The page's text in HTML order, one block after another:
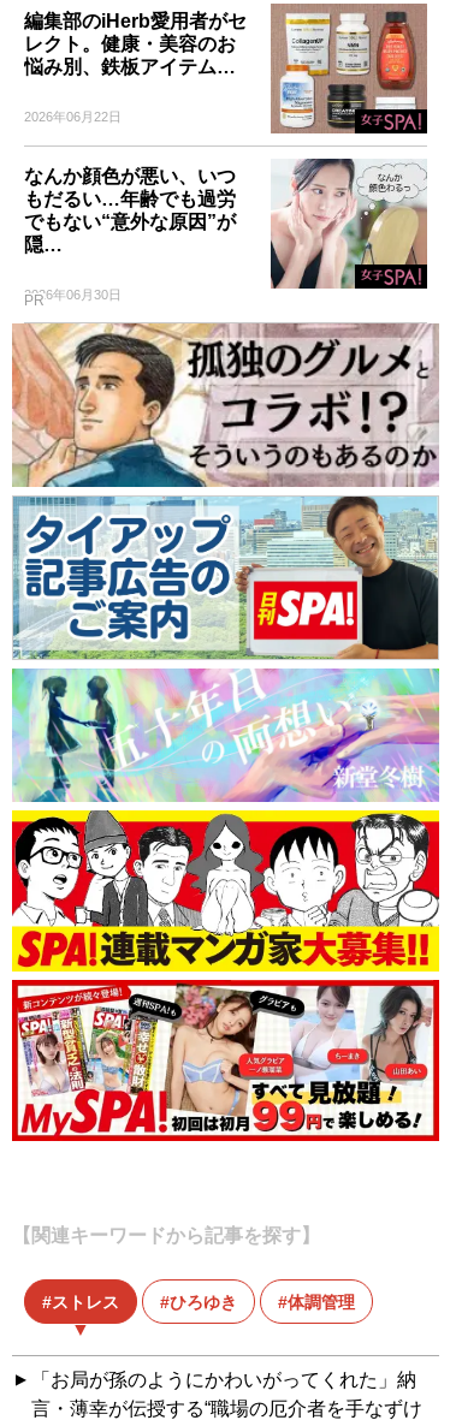
記事一覧へ
編集部のiHerb愛用者がセ
レクト。健康・美容のお
悩み別、鉄板アイテム…
2026年06月22日
なんか顔色が悪い、いつ
もだるい…年齢でも過労
でもない“意外な原因”が
隠…
2026年06月30日
PR
【関連キーワードから記事を探す】
ストレス ひろゆき 体調管理
「お局が孫のようにかわいがってくれた」納
言・薄幸が伝授する“職場の厄介者を手なずけ